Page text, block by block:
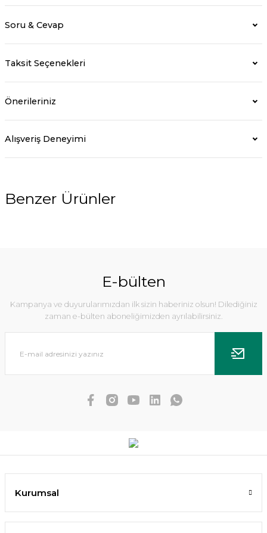
Soru & Cevap
Taksit Seçenekleri
Önerileriniz
Alışveriş Deneyimi
Benzer Ürünler
Echinodorus small bear IN VITRO
452,12 TL
E-bülten
Kampanya ve duyurularımızdan ilk sizin haberiniz olsun! Dilediğiniz
zaman e-bülten aboneliğimizden ayrılabilirsiniz.
Kurumsal